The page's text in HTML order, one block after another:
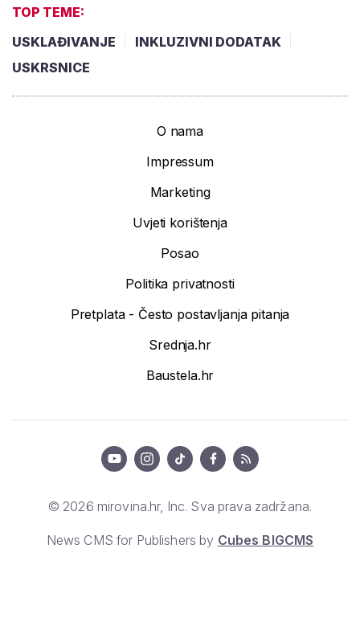
TOP TEME:
USKLAĐIVANJE
INKLUZIVNI DODATAK
USKRSNICE
O nama
Impressum
Marketing
Uvjeti korištenja
Posao
Politika privatnosti
Pretplata - Često postavljanja pitanja
Srednja.hr
Baustela.hr
© 2026 mirovina.hr, Inc. Sva prava zadržana.
News CMS for Publishers by Cubes BIGCMS